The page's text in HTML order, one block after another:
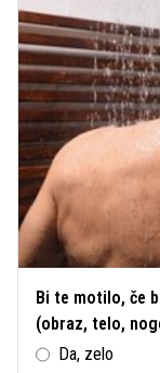
Bi te motilo, če
(obraz, telo,
Da, zelo